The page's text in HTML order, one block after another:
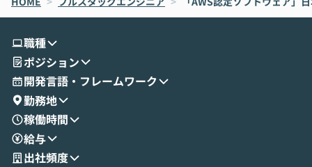
す。 続く公開デモでは、実際にCoworkを
せいただきます。数分でワークフローが完
成する手軽さや、Gmail等の外部サービス
とセキュアに連携できるポイントなど、実
演を通じて具体的なイメージをお届けしま
す。 後半のディスカッションでは、セキュ
リティの考え方や社内導入の進め方など、
現場目線でさらに深掘りしていきます。
「自分の業務をAIで自動化してみたいけ
ント構築の最前
職種
ポジション
開発言語・フレームワーク
勤務地
稼働時間
給与
出社頻度